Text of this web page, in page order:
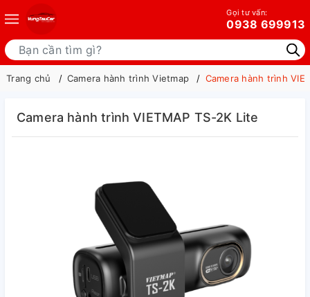
Gọi tư vấn:
0938 699913
Trang chủ Camera hành trình Vietmap Camera hành trình
Camera hành trình VIETMAP TS-2K Lite